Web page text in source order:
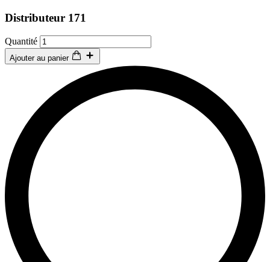
Distributeur 171
Quantité
Ajouter au panier